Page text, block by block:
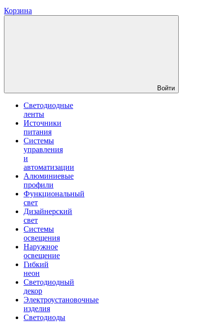
Корзина
Войти
Светодиодные
ленты
Источники
питания
Системы
управления
и
автоматизации
Алюминиевые
профили
Функциональный
свет
Дизайнерский
свет
Системы
освещения
Наружное
освещение
Гибкий
неон
Светодиодный
декор
Электроустановочные
изделия
Светодиоды